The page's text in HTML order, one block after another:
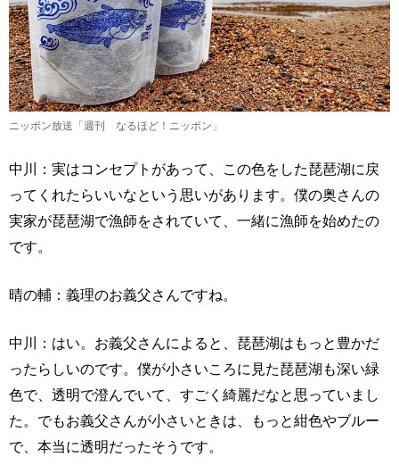
ニッポン放送「週刊 なるほど！ニッポン」
中川：実はコンセプトがあって、この色をした琵琶湖に戻
ってくれたらいいなという思いがあります。僕の奥さんの
実家が琵琶湖で漁師をされていて、一緒に漁師を始めたの
です。
晴の輔：義理のお義父さんですね。
中川：はい。お義父さんによると、琵琶湖はもっと豊かだ
ったらしいのです。僕が小さいころに見た琵琶湖も深い緑
色で、透明で澄んでいて、すごく綺麗だなと思っていまし
た。でもお義父さんが小さいときは、もっと紺色やブルー
で、本当に透明だったそうです。